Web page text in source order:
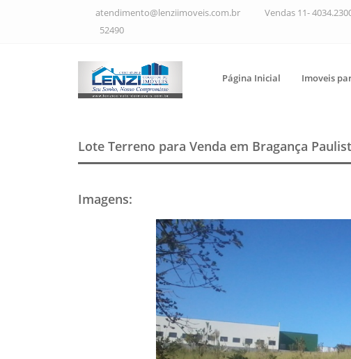
atendimento@lenziimoveis.com.br Vendas 11-
52490
Página Inicial Imoveis
Lote Terreno para Venda em Bragança
Imagens: